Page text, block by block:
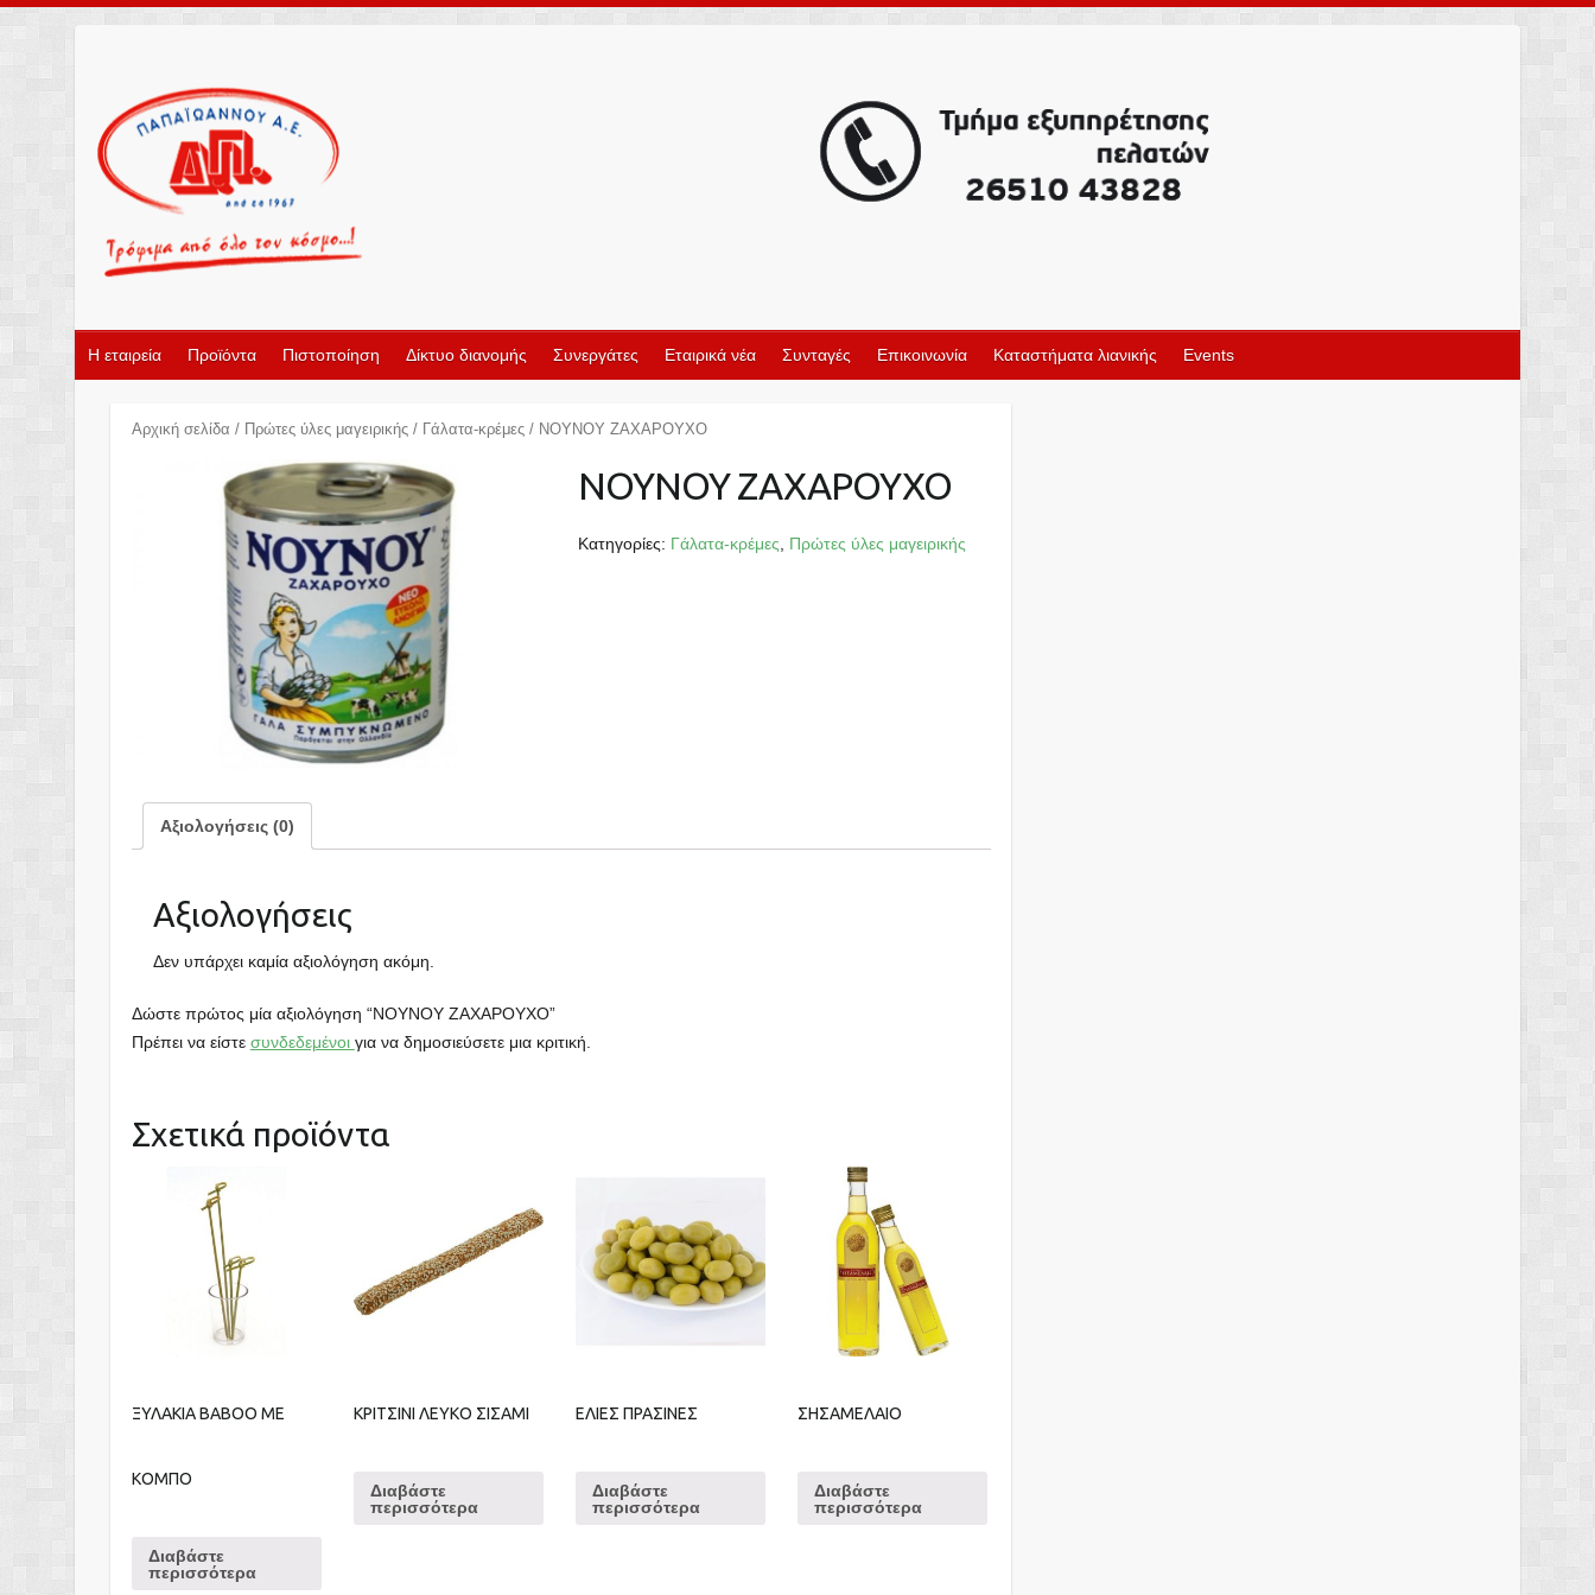
Η εταιρεία Προϊόντα Πιστοποίηση Δίκτυο διανομής Συνεργάτες Εταιρικά νέα Συνταγές Επικοινωνία Καταστήματα λιανικής Events
Αρχική σελίδα / Πρώτες ύλες μαγειρικής/ Γάλατα-κρέμες/ ΝΟΥΝΟΥ ΖΑΧΑΡΟΥΧΟ
ΝΟΥΝΟΥ ΖΑΧΑΡΟΥΧΟ
Κατηγορίες: Γάλατα-κρέμες Πρώτες ύλες μαγειρικής
Αξιολογήσεις (0)
Αξιολογήσεις
Δεν υπάρχει καμία αξιολόγηση ακόμη.
Δώστε πρώτος μία αξιολόγηση “ΝΟΥΝΟΥ ΖΑΧΑΡΟΥΧΟ”
Πρέπει να είστε συνδεδεμένοι για να δημοσιεύσετε μια κριτική.
Σχετικά προϊόντα
ΞΥΛΑΚΙΑ ΒΑΒΟΟ ΜΕ
ΚΟΜΠΟ
Διαβάστε
περισσότερα
ΚΡΙΤΣΙΝΙ ΛΕΥΚΟ ΣΙΣΑΜΙ
Διαβάστε
περισσότερα
ΕΛΙΕΣ ΠΡΑΣΙΝΕΣ
Διαβάστε
περισσότερα
ΣΗΣΑΜΕΛΑΙΟ
Διαβάστε
περισσότερα